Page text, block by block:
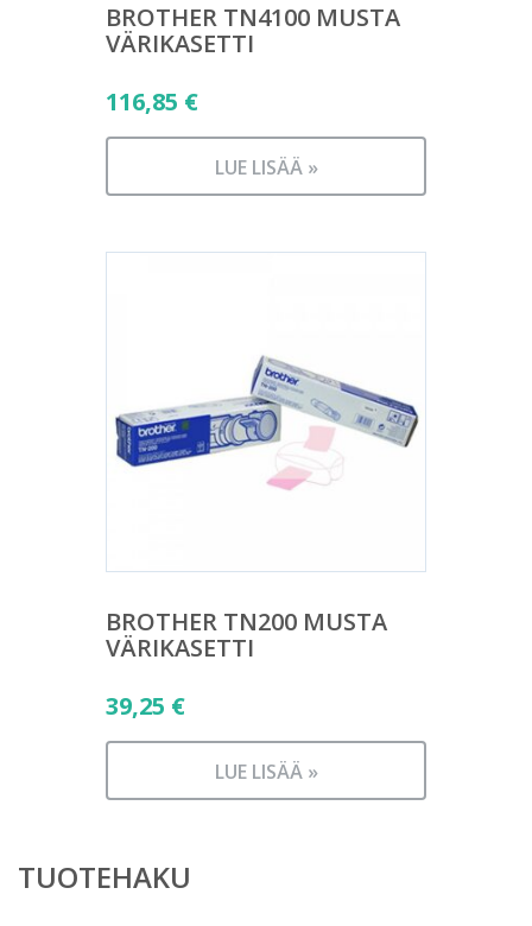
BROTHER TN4100 MUSTA
VÄRIKASETTI
116,85 €
LUE LISÄÄ »
BROTHER TN200 MUSTA
VÄRIKASETTI
39,25 €
LUE LISÄÄ »
TUOTEHAKU